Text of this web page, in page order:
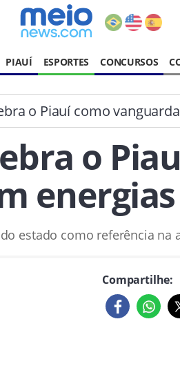
PIAUÍ ESPORTES CONCURSOS
o Piauí como
o
estado como referência
Compartilhe: